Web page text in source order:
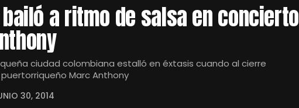
a ritmo de salsa en concierto
ciudad colombiana estalló en éxtasis cuando al cierre
Marc Anthony
30, 2014